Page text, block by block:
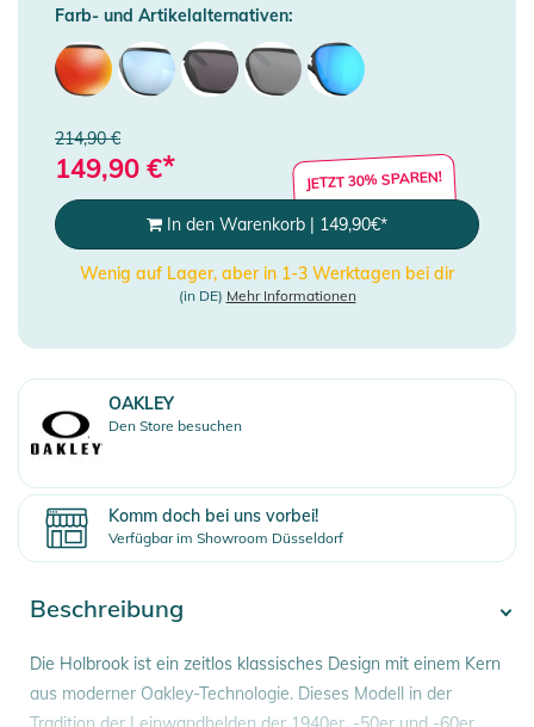
Farb- und Artikelalternativen:
214,90 €
149,90 €* JETZT 30% SPAREN!
In den Warenkorb | 149,90€*
Wenig auf Lager, aber in 1-3 Werktagen bei dir
(in DE) Mehr Informationen
OAKLEY
Den Store besuchen
Komm doch bei uns vorbei!
Verfügbar im Showroom Düsseldorf
Beschreibung
Die Holbrook ist ein zeitlos klassisches Design mit einem Kern
aus moderner Oakley-Technologie. Dieses Modell in der